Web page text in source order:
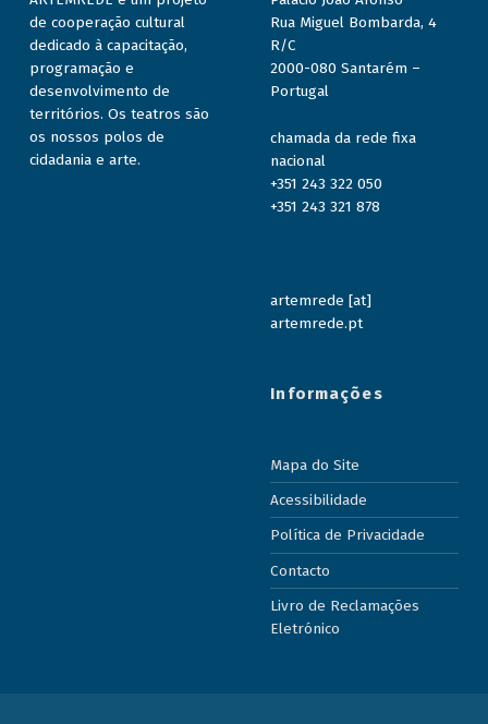
de cooperação cultural
dedicado à capacitação,
programação e
desenvolvimento de
territórios. Os teatros são
os nossos polos de
cidadania e arte.
Rua Miguel Bombarda, 4
R/C
2000-080 Santarém –
Portugal
chamada da rede fixa
nacional
+351 243 322 050
+351 243 321 878
artemrede [at]
artemrede.pt
Informações
Mapa do Site
Acessibilidade
Política de Privacidade
Contacto
Livro de Reclamações
Eletrónico